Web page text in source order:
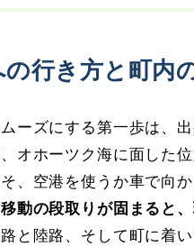
行き方と町内
ーズにする第一歩は、
オホーツク海に面した
、空港を使うか車で向
移動の段取りが固まると
と陸路、そして町に着